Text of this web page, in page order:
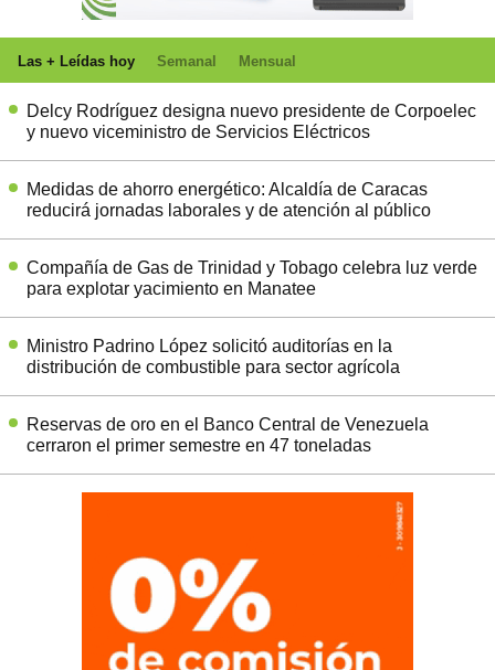
Las + Leídas hoy Semanal Mensual
Delcy Rodríguez designa nuevo presidente de Corpoelec
y nuevo viceministro de Servicios Eléctricos
Medidas de ahorro energético: Alcaldía de Caracas
reducirá jornadas laborales y de atención al público
Compañía de Gas de Trinidad y Tobago celebra luz verde
para explotar yacimiento en Manatee
Ministro Padrino López solicitó auditorías en la
distribución de combustible para sector agrícola
Reservas de oro en el Banco Central de Venezuela
cerraron el primer semestre en 47 toneladas